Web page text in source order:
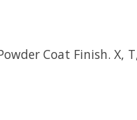
Coat Finish. X,